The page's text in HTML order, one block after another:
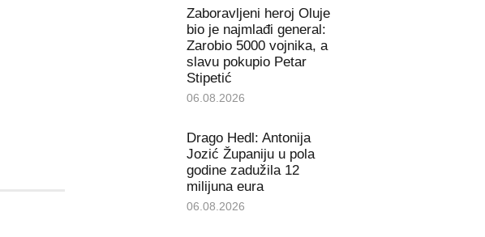
Zaboravljeni heroj Oluje
bio je najmlađi general:
Zarobio 5000 vojnika, a
slavu pokupio Petar
Stipetić
06.08.2026
Drago Hedl: Antonija
Jozić Županiju u pola
godine zadužila 12
milijuna eura
06.08.2026